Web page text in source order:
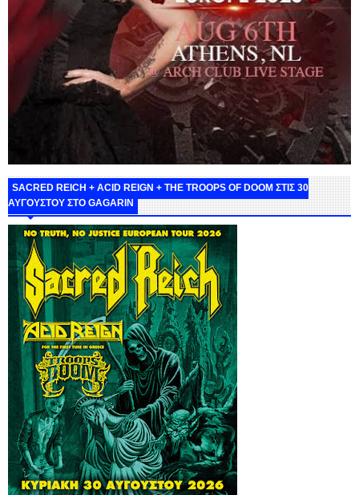
SACRED REICH + ACID REIGN + THE TROOPS OF DOOM ΣΤΙΣ 30
ΑΥΓΟΥΣΤΟΥ ΣΤΟ GAGARIN